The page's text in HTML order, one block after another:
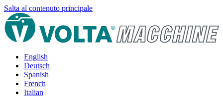
Salta al contenuto principale
English
Deutsch
Spanish
French
Italian